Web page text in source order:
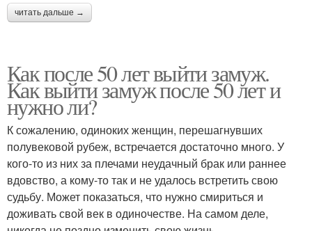
читать дальше →
Как после 50 лет выйти замуж.
Как выйти замуж после 50 лет и
нужно ли?
К сожалению, одиноких женщин, перешагнувших
полувековой рубеж, встречается достаточно много. У
кого-то из них за плечами неудачный брак или раннее
вдовство, а кому-то так и не удалось встретить свою
судьбу. Может показаться, что нужно смириться и
доживать свой век в одиночестве. На самом деле,